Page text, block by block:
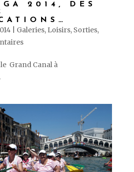
2014, DES
| Galeries, Loisirs, Sorties,
Grand Canal à